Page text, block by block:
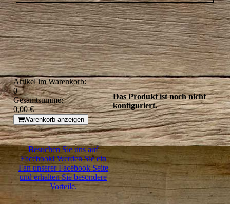
Artikel im Warenkorb:
0
Gesamtsumme:
0,00 €
Warenkorb anzeigen
Besuchen Sie uns auf
Facebook! Werden Sie ein
Fan unserer Facebook Seite
und erhalten Sie besondere
Vorteile.
Das Produkt ist noch nicht
konfiguriert.